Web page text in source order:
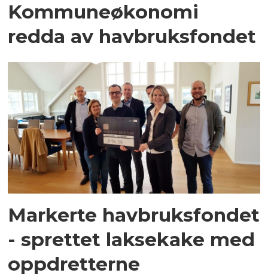
Kommuneøkonomi
redda av havbruksfondet
Markerte havbruksfondet
- sprettet laksekake med
oppdretterne